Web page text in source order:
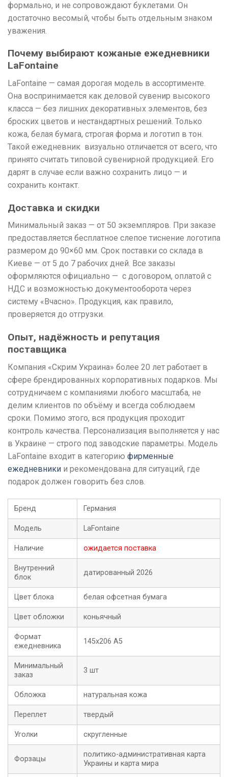
формально, и не сопровождают буклетами. Он
достаточно весомый, чтобы быть отдельным знаком
уважения.
Почему выбирают кожаные ежедневники
LaFontaine
LaFontaine — самая дорогая модель в ассортименте.
Она воспринимается как деловой сувенир высокого
класса — без лишних декоративных элементов, без
броских цветов и нестандартных решений. Только
кожа, белая бумага, строгая форма и логотип в тон.
Такой ежедневник визуально отличается от всего, что
принято считать типовой сувенирной продукцией. Его
дарят в случае если важно сохранить лицо — и
сохранить контакт.
Доставка и скидки
Минимальный заказ — от 50 экземпляров. При заказе
предоставляется бесплатное слепое тиснение логотипа
размером до 90×60 мм. Срок поставки со склада в
Киеве — от 5 до 7 рабочих дней. Все заказы
оформляются официально — с договором, оплатой с
НДС и возможностью документооборота через
систему «Вчасно». Продукция, как правило,
проверяется до отгрузки.
Опыт, надёжность и репутация
поставщика
Компания «Скрим Украина» более 20 лет работает в
сфере брендированных корпоративных подарков. Мы
сотрудничаем с компаниями любого масштаба, не
делим клиентов по объёму и всегда соблюдаем
сроки. Помимо этого, вся продукция проходит
контроль качества. Персонализация выполняется у нас
в Украине — строго под заводские параметры. Модель
LaFontaine входит в категорию фирменные
ежедневники и рекомендована для ситуаций, где
подарок должен говорить без слов.
Бренд Германия
Модель LaFontaine
Наличие ожидается поставка
Внутренний
блок
датированный 2026
Цвет блока белая офсетная бумага
Цвет обложки коньячный
Формат
ежедневника
145х206 А5
Минимальный
заказ
3 шт
Обложка натуральная кожа
Переплет твердый
Уголки скругленные
Форзацы
политико-административная карта
Украины и карта мира